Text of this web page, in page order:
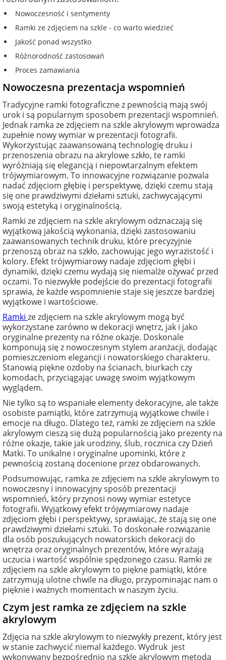
Nowoczesność i sentymenty
Ramki ze zdjęciem na szkle - co warto wiedzieć
Jakość ponad wszystko
Różnorodność zastosowań
Proces zamawiania
Nowoczesna prezentacja wspomnień
Tradycyjne ramki fotograficzne z pewnością mają swój
urok i są popularnym sposobem prezentacji wspomnień.
Jednak ramka ze zdjęciem na szkle akrylowym wprowadza
zupełnie nowy wymiar w prezentacji fotografii.
Wykorzystując zaawansowaną technologię druku i
przenoszenia obrazu na akrylowe szkło, te ramki
wyróżniają się elegancją i niepowtarzalnym efektem
trójwymiarowym. To innowacyjne rozwiązanie pozwala
nadać zdjęciom głębię i perspektywę, dzięki czemu stają
się one prawdziwymi dziełami sztuki, zachwycającymi
swoją estetyką i oryginalnością.
Ramki ze zdjęciem na szkle akrylowym odznaczają się
wyjątkową jakością wykonania, dzięki zastosowaniu
zaawansowanych technik druku, które precyzyjnie
przenoszą obraz na szkło, zachowując jego wyrazistość i
kolory. Efekt trójwymiarowy nadaje zdjęciom głębi i
dynamiki, dzięki czemu wydają się niemalże ożywać przed
oczami. To niezwykłe podejście do prezentacji fotografii
sprawia, że każde wspomnienie staje się jeszcze bardziej
wyjątkowe i wartościowe.
Ramki ze zdjęciem na szkle akrylowym mogą być
wykorzystane zarówno w dekoracji wnętrz, jak i jako
oryginalne prezenty na różne okazje. Doskonale
komponują się z nowoczesnym stylem aranżacji, dodając
pomieszczeniom elegancji i nowatorskiego charakteru.
Stanowią piękne ozdoby na ścianach, biurkach czy
komodach, przyciągając uwagę swoim wyjątkowym
wyglądem.
Nie tylko są to wspaniałe elementy dekoracyjne, ale także
osobiste pamiątki, które zatrzymują wyjątkowe chwile i
emocje na długo. Dlatego też, ramki ze zdjęciem na szkle
akrylowym cieszą się dużą popularnością jako prezenty na
różne okazje, takie jak urodziny, ślub, rocznica czy Dzień
Matki. To unikalne i oryginalne upominki, które z
pewnością zostaną docenione przez obdarowanych.
Podsumowując, ramka ze zdjęciem na szkle akrylowym to
nowoczesny i innowacyjny sposób prezentacji
wspomnień, który przynosi nowy wymiar estetyce
fotografii. Wyjątkowy efekt trójwymiarowy nadaje
zdjęciom głębi i perspektywy, sprawiając, że stają się one
prawdziwymi dziełami sztuki. To doskonałe rozwiązanie
dla osób poszukujących nowatorskich dekoracji do
wnętrza oraz oryginalnych prezentów, które wyrażają
uczucia i wartość wspólnie spędzonego czasu. Ramki ze
zdjęciem na szkle akrylowym to piękne pamiątki, które
zatrzymują ulotne chwile na długo, przypominając nam o
pięknie i ważnych momentach w naszym życiu.
Czym jest ramka ze zdjęciem na szkle
akrylowym
Zdjęcia na szkle akrylowym to niezwykły prezent, który jest
w stanie zachwycić niemal każdego. Wydruk jest
wykonywany bezpośrednio na szkle akrylowym metodą